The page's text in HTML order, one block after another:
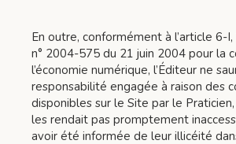
En outre, conformément à l’article 6-
n° 2004-575 du 21 juin 2004 pour la
l’économie numérique, l’Éditeur ne
responsabilité engagée à raison des
disponibles sur le Site par le
les rendait pas promptement
avoir été informée de leur illicéité